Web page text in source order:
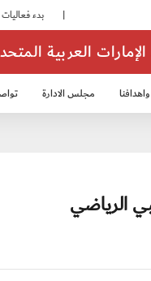
الإمارات العربية
مجلس الادارة
الرياضي